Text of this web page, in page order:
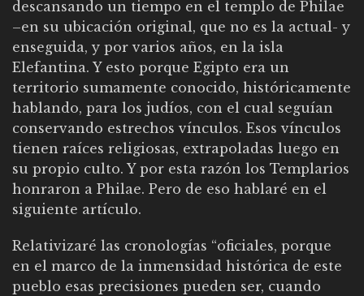
descansando un tiempo en el templo de Philae
–en su ubicación original, que no es la actual- y
enseguida, y por varios años, en la isla
Elefantina. Y esto porque Egipto era un
territorio sumamente conocido, históricamente
hablando, para los judíos, con el cual seguían
conservando estrechos vínculos. Esos vínculos
tienen raíces religiosas, extrapoladas luego en
su propio culto. Y por esta razón los Templarios
honraron a Philae. Pero de eso hablaré en el
siguiente artículo.
Relativizaré las cronologías “oficiales, porque
en el marco de la inmensidad histórica de este
pueblo esas precisiones pueden ser, cuando